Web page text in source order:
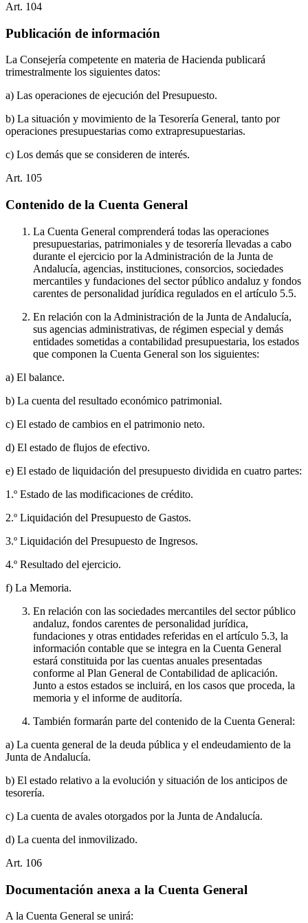
Art. 104
Publicación de información
La Consejería competente en materia de Hacienda publicará
trimestralmente los siguientes datos:
a) Las operaciones de ejecución del Presupuesto.
b) La situación y movimiento de la Tesorería General, tanto por
operaciones presupuestarias como extrapresupuestarias.
c) Los demás que se consideren de interés.
Art. 105
Contenido de la Cuenta General
La Cuenta General comprenderá todas las operaciones
presupuestarias, patrimoniales y de tesorería llevadas a cabo
durante el ejercicio por la Administración de la Junta de
Andalucía, agencias, instituciones, consorcios, sociedades
mercantiles y fundaciones del sector público andaluz y fondos
carentes de personalidad jurídica regulados en el artículo 5.5.
En relación con la Administración de la Junta de Andalucía,
sus agencias administrativas, de régimen especial y demás
entidades sometidas a contabilidad presupuestaria, los estados
que componen la Cuenta General son los siguientes:
a) El balance.
b) La cuenta del resultado económico patrimonial.
c) El estado de cambios en el patrimonio neto.
d) El estado de flujos de efectivo.
e) El estado de liquidación del presupuesto dividida en cuatro partes:
1.º Estado de las modificaciones de crédito.
2.º Liquidación del Presupuesto de Gastos.
3.º Liquidación del Presupuesto de Ingresos.
4.º Resultado del ejercicio.
f) La Memoria.
En relación con las sociedades mercantiles del sector público
andaluz, fondos carentes de personalidad jurídica,
fundaciones y otras entidades referidas en el artículo 5.3, la
información contable que se integra en la Cuenta General
estará constituida por las cuentas anuales presentadas
conforme al Plan General de Contabilidad de aplicación.
Junto a estos estados se incluirá, en los casos que proceda, la
memoria y el informe de auditoría.
También formarán parte del contenido de la Cuenta General:
a) La cuenta general de la deuda pública y el endeudamiento de la
Junta de Andalucía.
b) El estado relativo a la evolución y situación de los anticipos de
tesorería.
c) La cuenta de avales otorgados por la Junta de Andalucía.
d) La cuenta del inmovilizado.
Art. 106
Documentación anexa a la Cuenta General
A la Cuenta General se unirá: